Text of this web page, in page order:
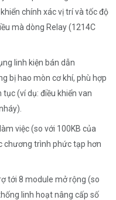
chính xác vị trí và tốc độ
mà dòng Relay (1214C
linh kiện bán dẫn
bị hao mòn cơ khí, phù hợp
(ví dụ: điều khiển van
việc (so với 100KB của
chương trình phức tạp hơn
tới 8 module mở rộng (so
linh hoạt nâng cấp số